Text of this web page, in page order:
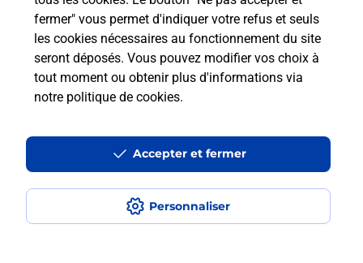
fermer" vous permet d'indiquer votre refus et seuls
les cookies nécessaires au fonctionnement du site
seront déposés. Vous pouvez modifier vos choix à
tout moment ou obtenir plus d'informations via
notre politique de cookies.
Personnaliser
Accepter et fermer
Peut-on passer le permis bateau
avec le CPF ?